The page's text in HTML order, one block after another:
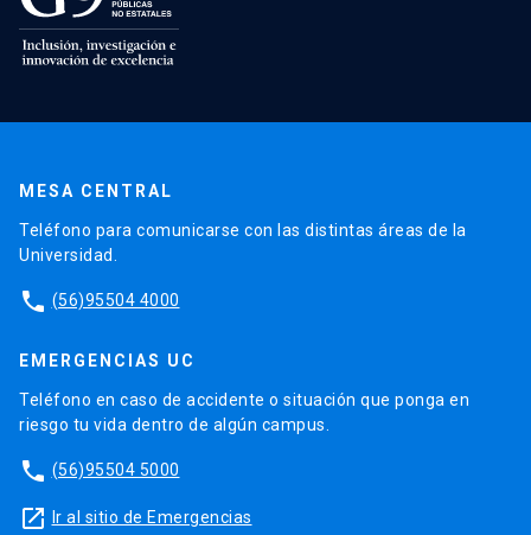
MESA CENTRAL
Teléfono para comunicarse con las distintas áreas de la
Universidad.
phone (56)95504 4000
EMERGENCIAS UC
Teléfono en caso de accidente o situación que ponga en
riesgo tu vida dentro de algún campus.
phone (56)95504 5000
launch Ir al sitio de Emergencias